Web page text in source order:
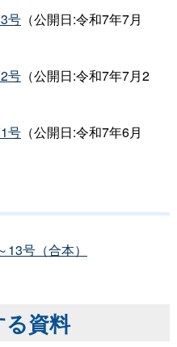
号（公開日:令和7年7月
号（公開日:令和7年7月2
号（公開日:令和7年6月
号（合本）
資料